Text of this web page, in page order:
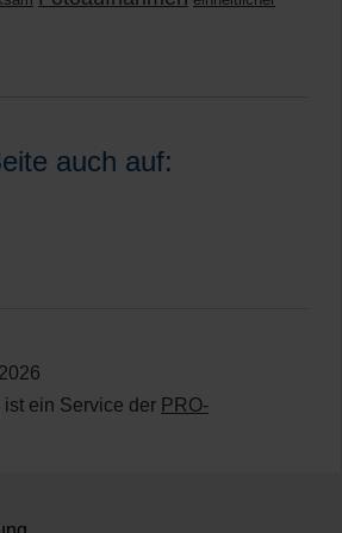
auch auf:
ein Service der PRO-